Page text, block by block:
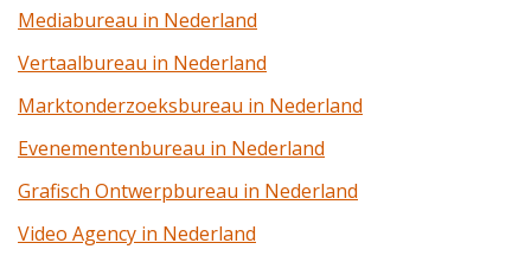
Mediabureau in Nederland
Vertaalbureau in Nederland
Marktonderzoeksbureau in Nederland
Evenementenbureau in Nederland
Grafisch Ontwerpbureau in Nederland
Video Agency in Nederland